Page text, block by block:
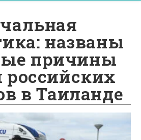
названы
причины
российских
в Таиланде